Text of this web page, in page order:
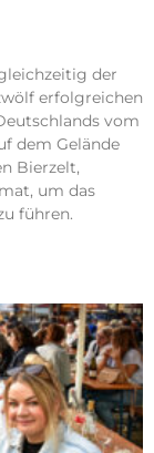
der
erfolgreichen
vom
dem Gelände
Bierzelt,
um das
führen.